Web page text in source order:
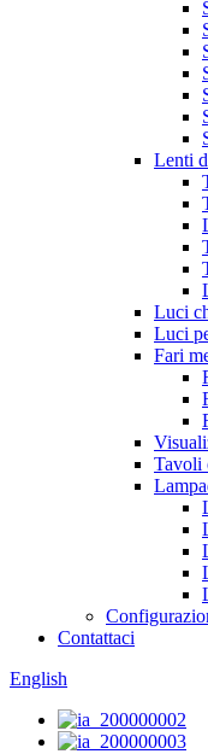
Lenti
Luci
Luci
Fari
Tavoli
Contattaci
English